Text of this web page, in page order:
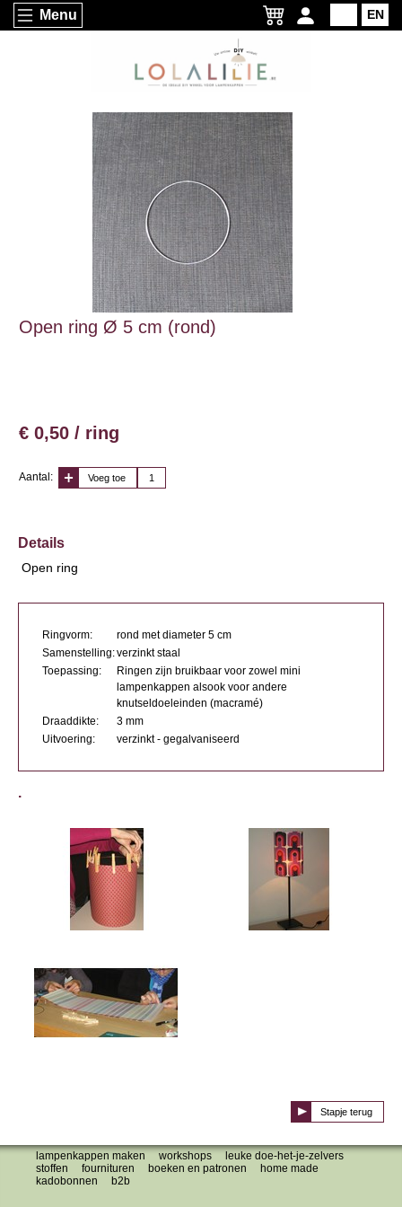
Menu EN
Open ring Ø 5 cm (rond)
€ 0,50 / ring
Aantal: Voeg toe
Details
Open ring
Ringvorm:
rond met diameter 5 cm
Samenstelling:verzinkt staal
Toepassing:
Ringen zijn bruikbaar voor zowel mini
lampenkappen alsook voor andere
knutseldoeleinden (macramé)
Draaddikte:
3 mm
Uitvoering:
verzinkt - gegalvaniseerd
.
Stapje terug
lampenkappen maken workshops
leuke doe-het-je-zelvers
stoffen
fournituren boeken en patronen
home made
kadobonnen
b2b